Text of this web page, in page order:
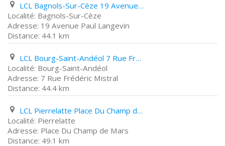
LCL Bagnols-Sur-Cèze 19 Avenue Paul Langevin
Bagnols-Sur-Cèze
19 Avenue Paul Langevin
44.1 km
LCL Bourg-Saint-Andéol 7 Rue Frédéric Mistral
Bourg-Saint-Andéol
7 Rue Frédéric Mistral
44.4 km
LCL Pierrelatte Place Du Champ de Mars
Pierrelatte
Place Du Champ de Mars
49.1 km